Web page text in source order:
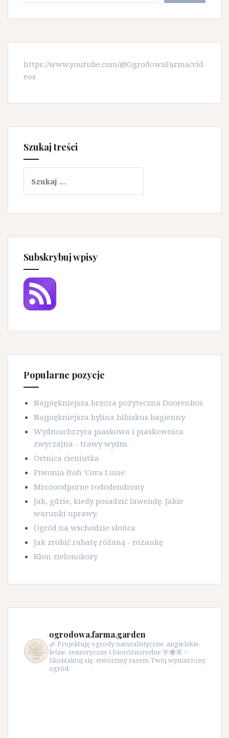
https://www.youtube.com/@OgrodowaFarma/vid
eos
Szukaj treści
Subskrybuj wpisy
Popularne pozycje
Najpiękniejsza brzoza pożyteczna Doorenbos
Najpiękniejsza bylina hibiskus bagienny
Wydmuchrzyca piaskowa i piaskownica
zwyczajna - trawy wydm.
Ostnica cieniutka
Piwonia Itoh 'Cora Luise'
Mrozoodporne rododendrony
Jak, gdzie, kiedy posadzić lawendę. Jakie
warunki uprawy.
Ogród na wschodzie słońca
Jak zrobić rabatę różaną - różankę
Klon zielonokory
ogrodowa.farma.garden
🌿 Projektuję ogrody naturalistyczne, angielskie,
leśne, sensoryczne i bioróżnorodne 🌸🐝🦋 ✨
Skontaktuj się, stwórzmy razem Twój wymarzony
ogród.